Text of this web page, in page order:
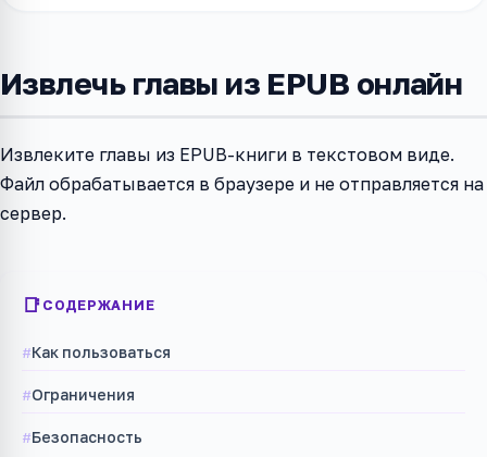
Извлечь главы из EPUB онлайн
Извлеките главы из EPUB-книги в текстовом виде.
Файл обрабатывается в браузере и не отправляется на
сервер.
СОДЕРЖАНИЕ
Как пользоваться
Ограничения
Безопасность